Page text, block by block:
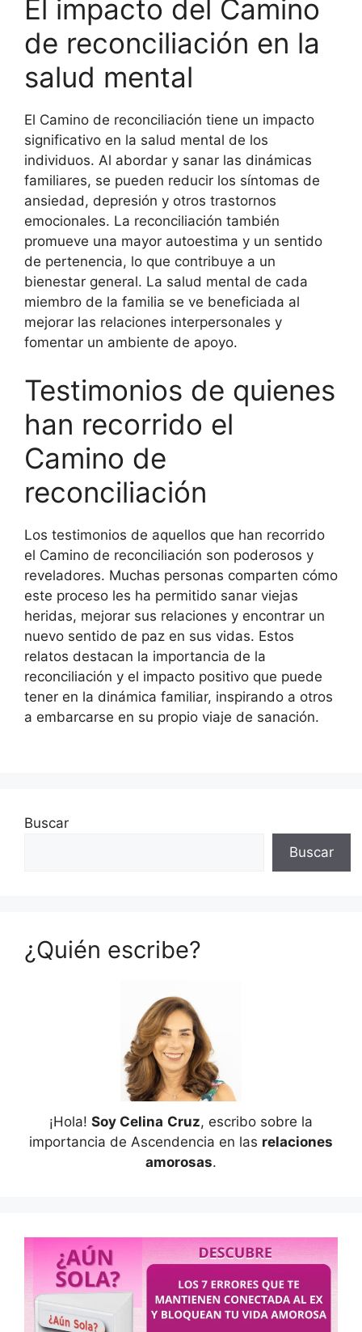
El impacto del Camino
de reconciliación en la
salud mental
El Camino de reconciliación tiene un impacto
significativo en la salud mental de los
individuos. Al abordar y sanar las dinámicas
familiares, se pueden reducir los síntomas de
ansiedad, depresión y otros trastornos
emocionales. La reconciliación también
promueve una mayor autoestima y un sentido
de pertenencia, lo que contribuye a un
bienestar general. La salud mental de cada
miembro de la familia se ve beneficiada al
mejorar las relaciones interpersonales y
fomentar un ambiente de apoyo.
Testimonios de quienes
han recorrido el
Camino de
reconciliación
Los testimonios de aquellos que han recorrido
el Camino de reconciliación son poderosos y
reveladores. Muchas personas comparten cómo
este proceso les ha permitido sanar viejas
heridas, mejorar sus relaciones y encontrar un
nuevo sentido de paz en sus vidas. Estos
relatos destacan la importancia de la
reconciliación y el impacto positivo que puede
tener en la dinámica familiar, inspirando a otros
a embarcarse en su propio viaje de sanación.
Buscar
Buscar
¿Quién escribe?
¡Hola! Soy Celina Cruz, escribo sobre la
importancia de Ascendencia en las relaciones
amorosas.